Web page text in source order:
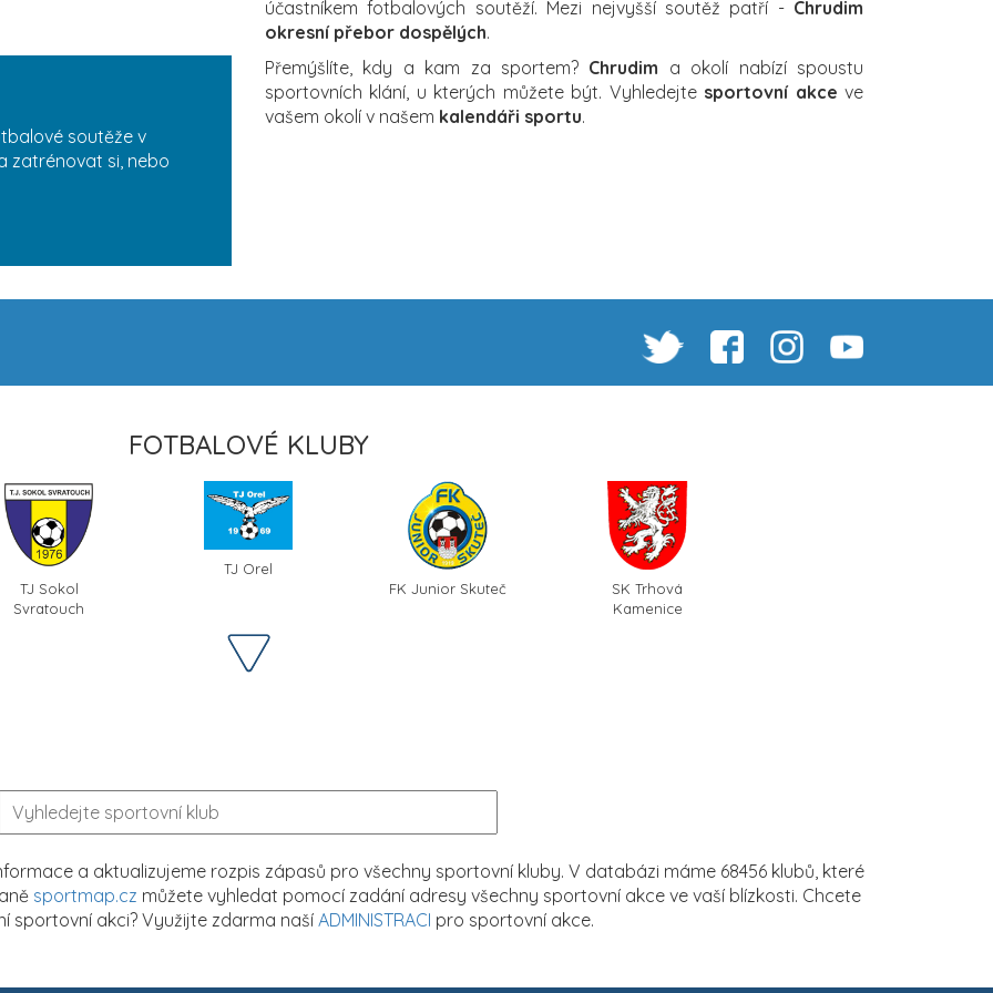
soutěže v
zatrénovat si, nebo
účastníkem fotbalových soutěží. Mezi nejvyšší soutěž patří - Chrudim
okresní přebor dospělých.
Přemýšlíte, kdy a kam za sportem? Chrudim a okolí nabízí spoustu
sportovních klání, u kterých můžete být. Vyhledejte sportovní akce ve
vašem okolí v našem kalendáři sportu.
FOTBALOVÉ KLUBY
TJ Sokol
Svratouch
TJ Orel
FK Junior Skuteč
SK Trhová
Kamenice
a aktualizujeme rozpis zápasů pro všechny sportovní kluby. V databázi máme 68456 klubů, které
sportmap.cz můžete vyhledat pomocí zadání adresy všechny sportovní akce ve vaší blízkosti. Chcete
sportovní akci? Využijte zdarma naší ADMINISTRACI pro sportovní akce.